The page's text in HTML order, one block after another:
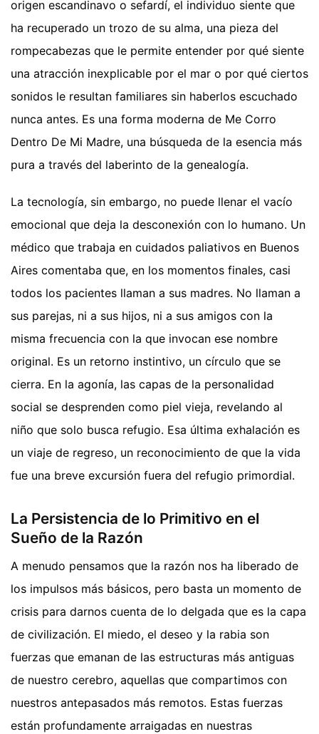
origen escandinavo o sefardí, el individuo siente que
ha recuperado un trozo de su alma, una pieza del
rompecabezas que le permite entender por qué siente
una atracción inexplicable por el mar o por qué ciertos
sonidos le resultan familiares sin haberlos escuchado
nunca antes. Es una forma moderna de Me Corro
Dentro De Mi Madre, una búsqueda de la esencia más
pura a través del laberinto de la genealogía.
La tecnología, sin embargo, no puede llenar el vacío
emocional que deja la desconexión con lo humano. Un
médico que trabaja en cuidados paliativos en Buenos
Aires comentaba que, en los momentos finales, casi
todos los pacientes llaman a sus madres. No llaman a
sus parejas, ni a sus hijos, ni a sus amigos con la
misma frecuencia con la que invocan ese nombre
original. Es un retorno instintivo, un círculo que se
cierra. En la agonía, las capas de la personalidad
social se desprenden como piel vieja, revelando al
niño que solo busca refugio. Esa última exhalación es
un viaje de regreso, un reconocimiento de que la vida
fue una breve excursión fuera del refugio primordial.
La Persistencia de lo Primitivo en el
Sueño de la Razón
A menudo pensamos que la razón nos ha liberado de
los impulsos más básicos, pero basta un momento de
crisis para darnos cuenta de lo delgada que es la capa
de civilización. El miedo, el deseo y la rabia son
fuerzas que emanan de las estructuras más antiguas
de nuestro cerebro, aquellas que compartimos con
nuestros antepasados más remotos. Estas fuerzas
están profundamente arraigadas en nuestras